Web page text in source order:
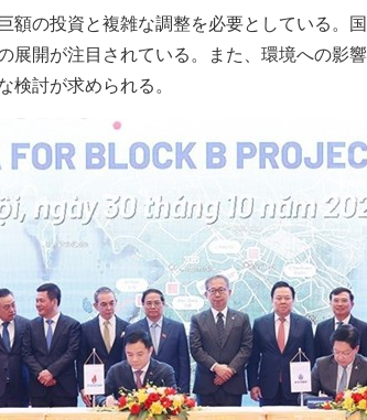
額の投資と複雑な調整を必要としている。
展開が注目されている。また、環境への影
検討が求められる。